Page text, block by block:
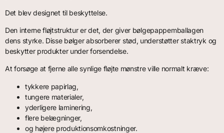
Det blev designet til beskyttelse.
Den interne fløjtstruktur er det, der giver bølgepappemballagen
dens styrke. Disse bølger absorberer stød, understøtter staktryk og
beskytter produkter under forsendelse.
At forsøge at fjerne alle synlige fløjte mønstre ville normalt kræve:
tykkere papirlag,
tungere materialer,
yderligere laminering,
flere belægninger,
og højere produktionsomkostninger.